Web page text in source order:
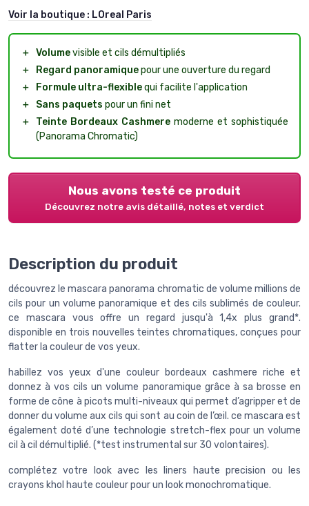
Voir la boutique : LOreal Paris
＋ Volumevisible et cils démultipliés
＋
Regard panoramiquepour une ouverture du regard
＋
Formule ultra-flexiblequi facilite l'application
＋
Sans paquets pour un fini net
＋
Teinte Bordeaux Cashmere moderne et sophistiquée
(Panorama Chromatic)
Nous avons testé ce produit
Découvrez notre avis détaillé, notes et verdict
Description du produit
découvrez le mascara panorama chromatic de volume millions de
cils pour un volume panoramique et des cils sublimés de couleur.
ce mascara vous offre un regard jusqu'à 1,4x plus grand*.
disponible en trois nouvelles teintes chromatiques, conçues pour
flatter la couleur de vos yeux.
habillez vos yeux d'une couleur bordeaux cashmere riche et
donnez à vos cils un volume panoramique grâce à sa brosse en
forme de cône à picots multi-niveaux qui permet d’agripper et de
donner du volume aux cils qui sont au coin de l’œil. ce mascara est
également doté d’une technologie stretch-flex pour un volume
cil à cil démultiplié. (*test instrumental sur 30 volontaires).
complétez votre look avec les liners haute precision ou les
crayons khol haute couleur pour un look monochromatique.